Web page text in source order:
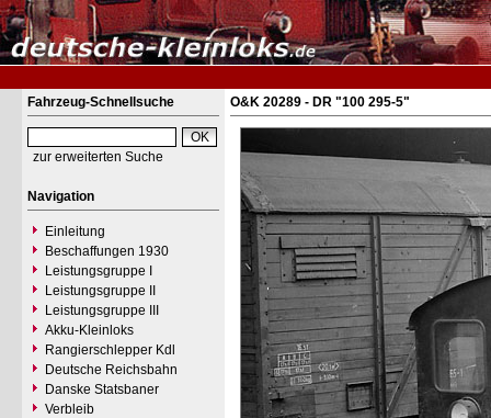
Fahrzeug-Schnellsuche
zur erweiterten Suche
Navigation
Einleitung
Beschaffungen 1930
Leistungsgruppe I
Leistungsgruppe II
Leistungsgruppe III
Akku-Kleinloks
Rangierschlepper Kdl
Deutsche Reichsbahn
Danske Statsbaner
Verbleib
O&K 20289 - DR "100 295-5"